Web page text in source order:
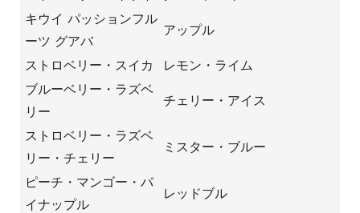
キウイ パッションフル
ーツ グアバ
アップル
ストロベリー・スイカ
レモン・ライム
ブルーベリー・ラズベ
リー
チェリー・アイス
ストロベリー・ラズベ
リー・チェリー
ミスター・ブルー
ピーチ・マンゴー・パ
イナップル
レッドブル